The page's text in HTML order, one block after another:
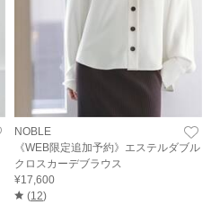
NOBLE
《WEB限定追加予約》エステルダブル
クロスカーデブラウス
¥17,600
(12)